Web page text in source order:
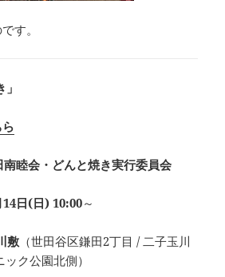
す。
」
南睦会・どんと焼き実行委員会
14日(日) 10:00～
敷 （世田谷区鎌田2丁目 / 二子玉川
ク公園北側）